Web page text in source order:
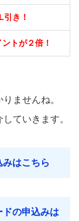
引き！
トが２倍！
ませんね。
ていきます。
はこちら
の申込みは